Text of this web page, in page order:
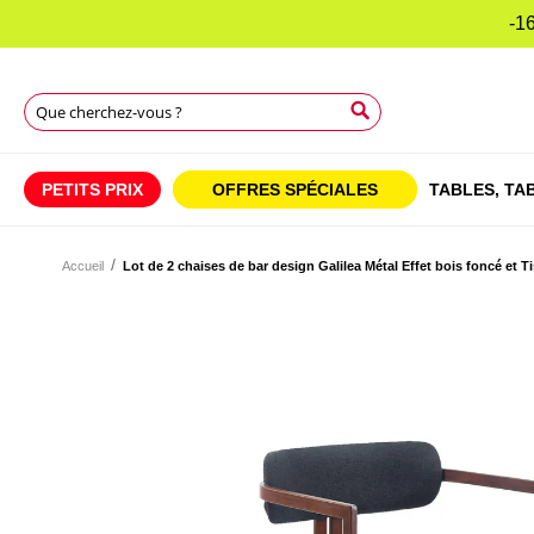
-
Rechercher
PETITS PRIX OFFRES SPÉCIALES TABLES,
Accueil Lot de 2 chaises de bar design Galilea Métal Effet bois foncé et